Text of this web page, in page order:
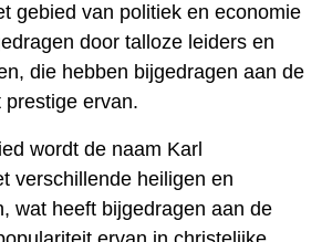
gebied van politiek en economie
door talloze leiders en
die hebben bijgedragen aan de
ervan.
wordt de naam Karl
verschillende heiligen en
wat heeft bijgedragen aan de